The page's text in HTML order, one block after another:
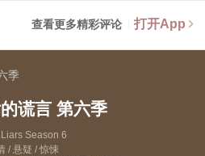
查看更多精彩评论 打开App
季
谎言 第六季
Season 6
/ 悬疑 / 惊悚